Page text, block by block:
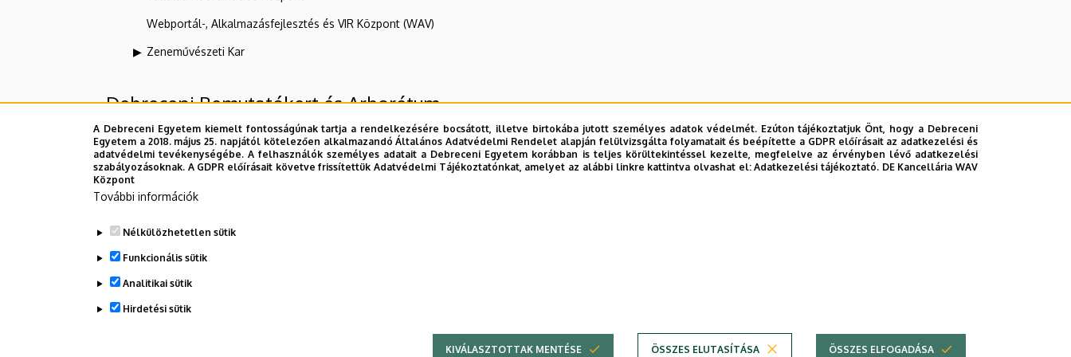
Webportál-, Alkalmazásfejlesztés és VIR Központ (WAV)
Zeneművészeti Kar
Debreceni Bemutatókert és Arborétum
Felettes szervezeti egységek
Debreceni Tangazdaság és Tájkutató Intézet (DTTI)
Dolgozói adatmódosítás igénylése a DE telefonkönyvében
A Debreceni Egyetem kiemelt fontosságúnak tartja a rendelkezésére bocsátott, illetve birtokába jutott személyes adatok védelmét. Ezúton tájékoztatjuk Önt, hogy a Debreceni
Egyetem a 2018. május 25. napjától kötelezően alkalmazandó Általános Adatvédelmi Rendelet alapján felülvizsgálta folyamatait és beépítette a GDPR előírásait az adatkezelési és
adatvédelmi tevékenységébe. A felhasználók személyes adatait a Debreceni Egyetem korábban is teljes körültekintéssel kezelte, megfelelve az érvényben lévő adatkezelési
szabályozásoknak. A GDPR előírásait követve frissítettük Adatvédelmi Tájékoztatónkat, amelyet az alábbi linkre kattintva olvashat el:Adatkezelési tájékoztató. DE Kancellária WAV
Központ
További információk
Nélkülözhetetlen sütik
Funkcionális sütik
Analitikai sütik
Hirdetési sütik
KIVÁLASZTOTTAK MENTÉSE ÖSSZES ELUTASÍTÁSA ÖSSZES ELFOGADÁSA